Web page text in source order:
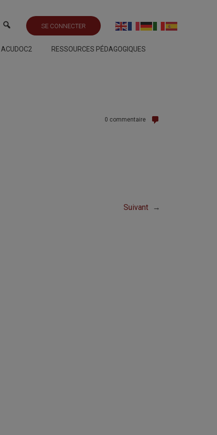
SE CONNECTER
RESSOURCES PÉDAGOGIQUES
0 commentaire
Suivant →